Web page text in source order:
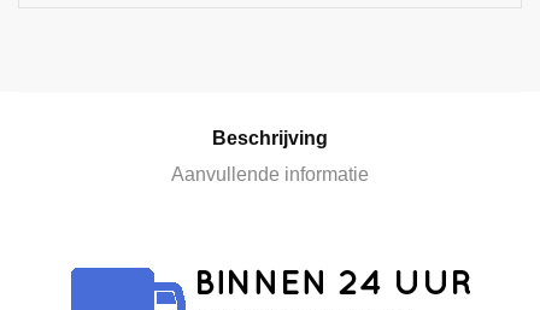
Beschrijving
Aanvullende informatie